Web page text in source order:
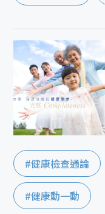
#健康檢查通論
#健康動一動